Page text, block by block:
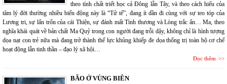
theo tính chất triết học cả Đông lẫn Tây, và theo cách hiểu của
tâm lý đời thường nhiều biến động này là “Tử tế”, đang ít dần đi cùng với sự teo tóp của
Lương tri, sự lẩn trốn của cái Thiện, sự đánh mất Tình thương và Lòng trắc ẩn… Ma, theo
nghĩa khái quát về bản chất Ma Quỷ trong con người đang trỗi dậy, không chỉ là hình tượng
dọa nạt con trẻ nữa mà đang trở thành thế lực khủng khiếp đe dọa thống trị toàn bộ cơ chế
hoạt động lẫn tinh thần – đạo lý xã hội…
Đọc thêm
BÃO Ở VÙNG BIÊN